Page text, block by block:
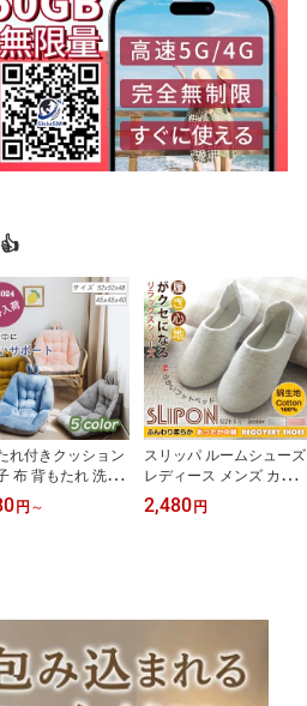
れ付きクッション
布 背もたれ 洗え
無地リクライニ
きい 読書 厚手 も
円 ～
スリッパ ルームシューズ
レディース メンズ カッ
プル 春用 夏用 秋用 冬用
通年 室内履き 男女兼用
2,480円